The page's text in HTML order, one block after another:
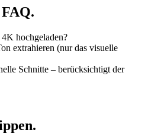
FAQ.
hochgeladen?
extrahieren (nur das visuelle
Schnitte – berücksichtigt der